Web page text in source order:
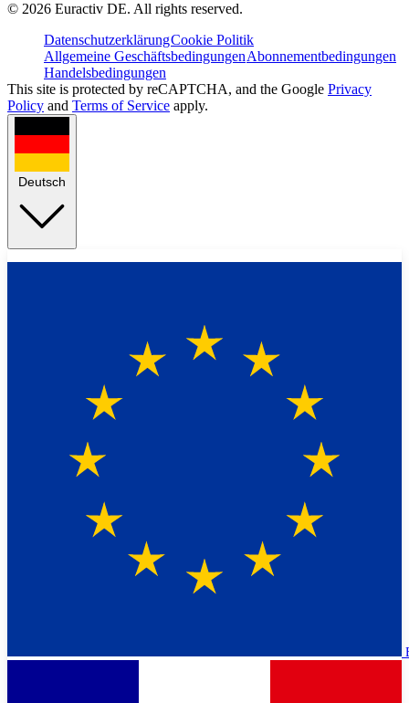
© 2026 Euractiv DE. All rights reserved.
DatenschutzerklärungCookie Politik
Allgemeine GeschäftsbedingungenAbonnementbedingungen
Handelsbedingungen
This site is protected by reCAPTCHA, and the Google Privacy
Policy and Terms of Service apply.
Deutsch